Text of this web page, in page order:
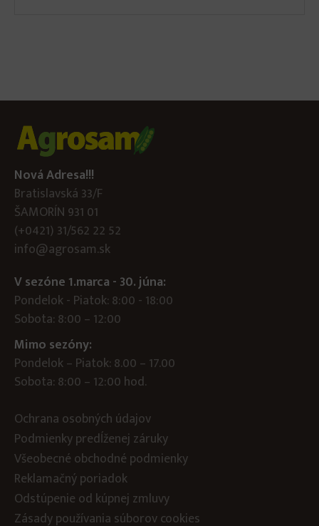
Nová Adresa!!!
Bratislavská 33/F
ŠAMORÍN 931 01
(+0421) 31/562 22 52
info@agrosam.sk
V sezóne 1.marca - 30. júna:
Pondelok - Piatok: 8:00 - 18:00
Sobota: 8:00 – 12:00
Mimo sezóny:
Pondelok – Piatok: 8.00 – 17.00
Sobota: 8:00 – 12:00 hod.
Ochrana osobných údajov
Podmienky predĺženej záruky
Všeobecné obchodné podmienky
Reklamačný poriadok
Odstúpenie od kúpnej zmluvy
Zásady používania súborov cookies